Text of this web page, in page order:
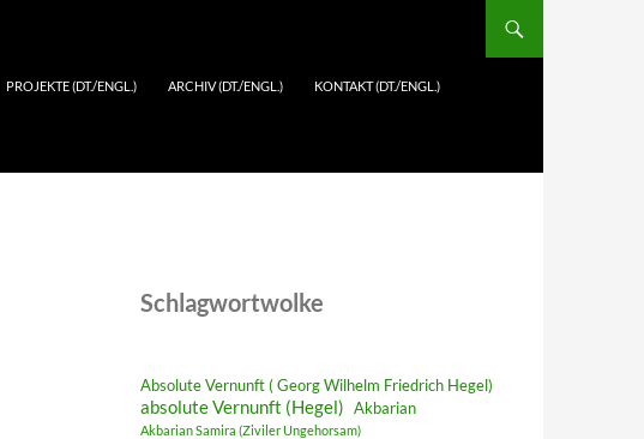
PROJEKTE (DT./ENGL.) ARCHIV (DT./ENGL.) KONTAKT (DT./ENGL.)
Schlagwortwolke
Absolute Vernunft ( Georg Wilhelm Friedrich Hegel)
absolute Vernunft (Hegel) Akbarian
Akbarian Samira (Ziviler Ungehorsam)